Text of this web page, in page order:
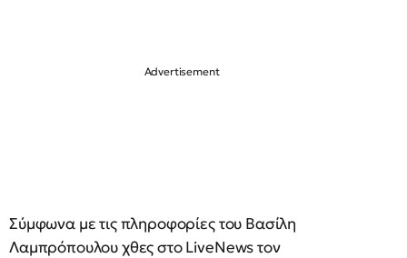
Σύμφωνα με τις πληροφορίες του Βασίλη
Λαμπρόπουλου χθες στο LiveNews τον